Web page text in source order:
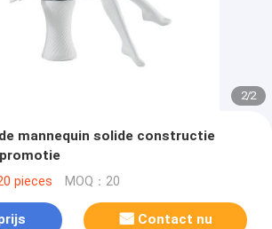
2/2
mannequin solide constructie
pieces MOQ：20
Contact nu